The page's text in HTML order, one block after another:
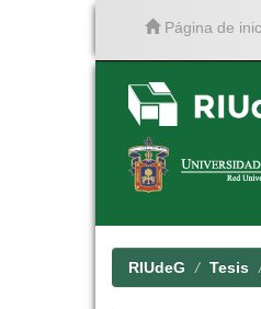
Página de
RIUdeG Tesis